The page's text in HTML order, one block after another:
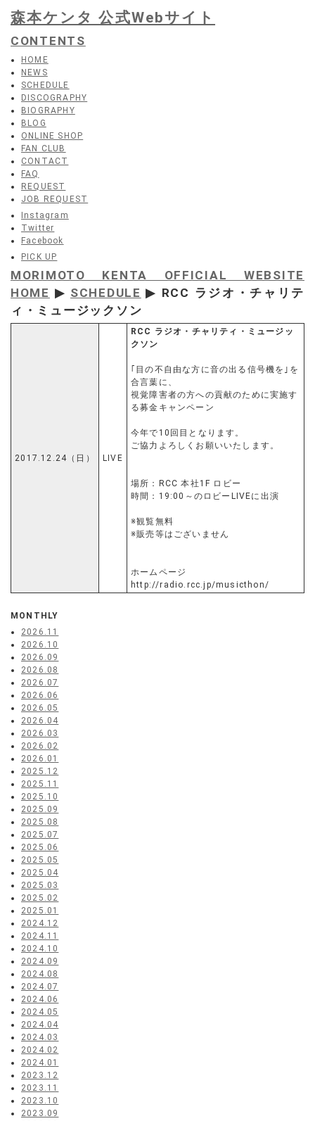
森本ケンタ 公式Webサイト
CONTENTS
HOME
NEWS
SCHEDULE
DISCOGRAPHY
BIOGRAPHY
BLOG
ONLINE SHOP
FAN CLUB
CONTACT
FAQ
REQUEST
JOB REQUEST
Instagram
Twitter
Facebook
PICK UP
MORIMOTO KENTA OFFICIAL WEBSITE
HOME ▶ SCHEDULE ▶ RCC ラジオ・チャリテ
ィ・ミュージックソン
2017.12.24（日） LIVE
RCC ラジオ・チャリティ・ミュージッ
クソン
｢目の不自由な方に音の出る信号機を｣を
合言葉に、
視覚障害者の方への貢献のために実施す
る募金キャンペーン
今年で10回目となります。
ご協力よろしくお願いいたします。
場所：RCC 本社1F ロビー
時間：19:00～のロビーLIVEに出演
※観覧無料
※販売等はございません
ホームページ
http://radio.rcc.jp/musicthon/
MONTHLY
2026.11
2026.10
2026.09
2026.08
2026.07
2026.06
2026.05
2026.04
2026.03
2026.02
2026.01
2025.12
2025.11
2025.10
2025.09
2025.08
2025.07
2025.06
2025.05
2025.04
2025.03
2025.02
2025.01
2024.12
2024.11
2024.10
2024.09
2024.08
2024.07
2024.06
2024.05
2024.04
2024.03
2024.02
2024.01
2023.12
2023.11
2023.10
2023.09